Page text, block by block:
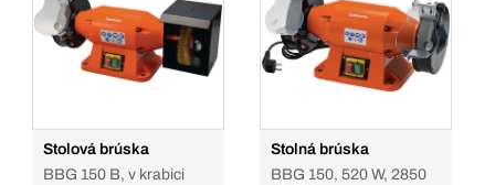
Stolová brúska
BBG 150 B, v krabici
Stolná brúska
BBG 150, 520 W, 2850